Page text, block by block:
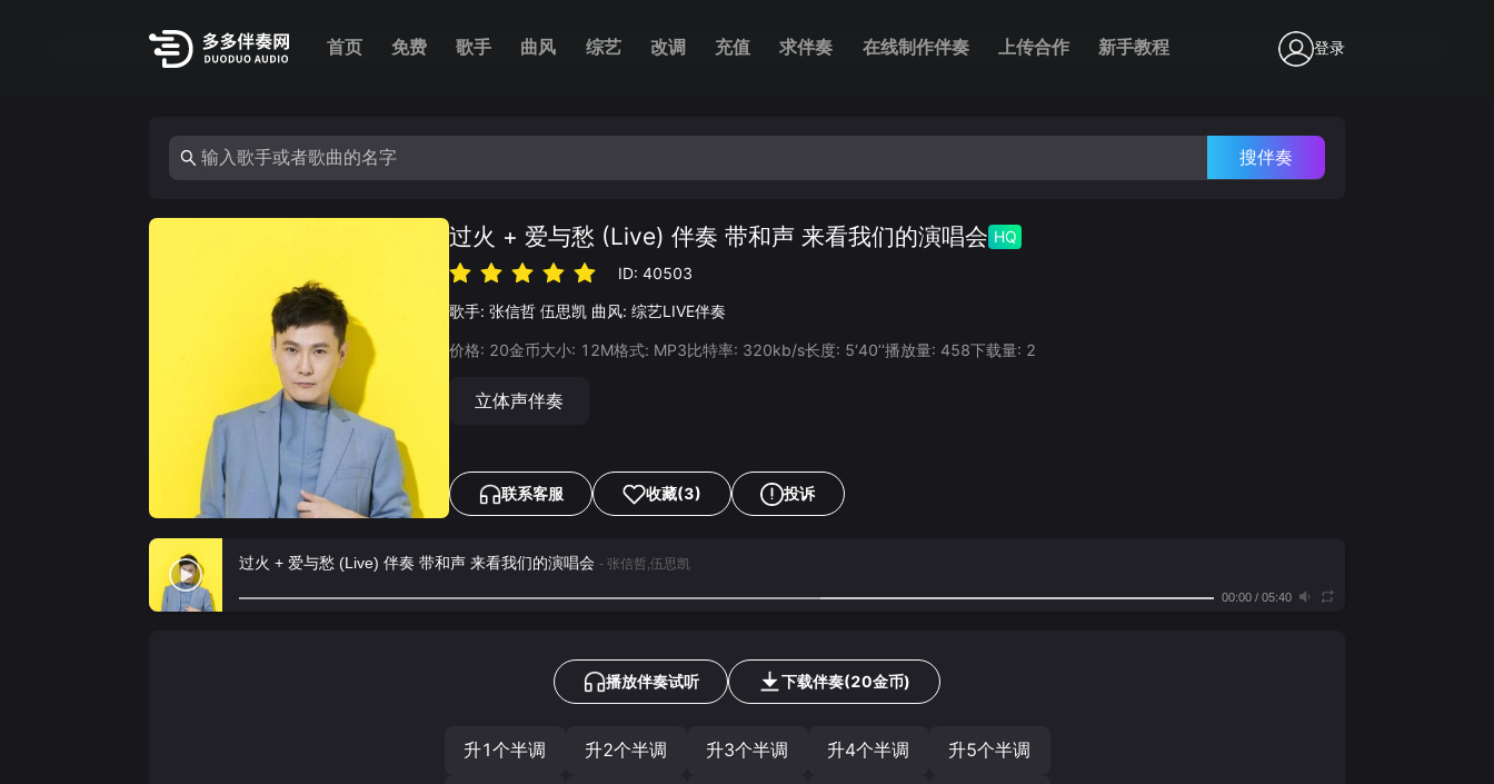
首页 免费 歌手 曲风 综艺 改调 充值 求伴奏 在线制作伴奏 上传合作 新手教程 登录
搜伴奏
过火 + 爱与愁 (Live) 伴奏 带和声 来看我们的演唱会 HQ
ID:40503
歌手: 张信哲 伍思凯 曲风: 综艺LIVE伴奏
价格: 20金币大小: 12M格式: MP3比特率: 320kb/s长度: 5‘40’‘播放量: 458下载量: 2
立体声伴奏
联系客服 收藏(3) 投诉
过火 + 爱与愁 (Live) 伴奏 带和声 来看我们的演唱会 - 张信哲,伍思凯
00:00/ 05:40
播放伴奏试听 下载伴奏(20金币)
升1个半调 升2个半调 升3个半调 升4个半调 升5个半调